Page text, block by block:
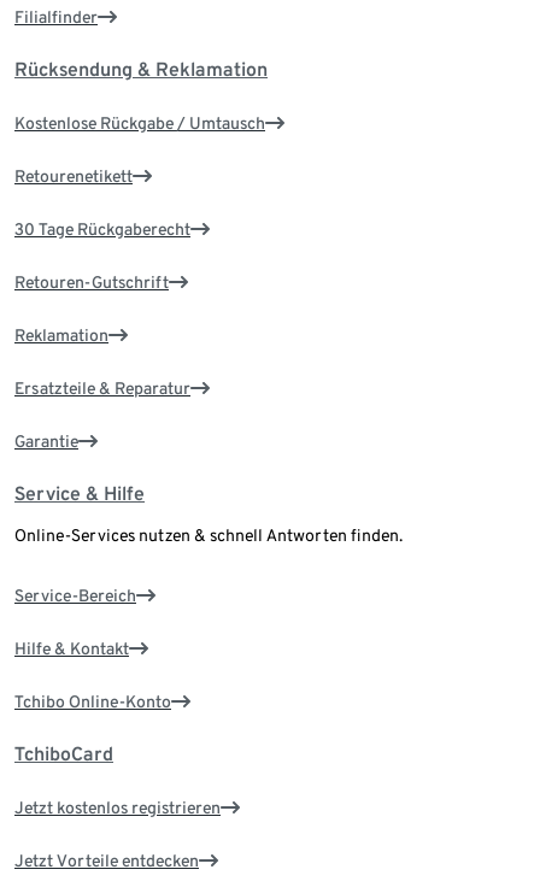
Filialfinder
Rücksendung & Reklamation
Kostenlose Rückgabe / Umtausch
Retourenetikett
30 Tage Rückgaberecht
Retouren-Gutschrift
Reklamation
Ersatzteile & Reparatur
Garantie
Service & Hilfe
Online-Services nutzen & schnell Antworten finden.
Service-Bereich
Hilfe & Kontakt
Tchibo Online-Konto
TchiboCard
Jetzt kostenlos registrieren
Jetzt Vorteile entdecken